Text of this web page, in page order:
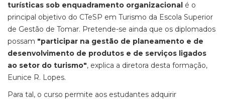
turísticas sob enquadramento organizacional é o
principal objetivo do CTeSP em Turismo da Escola Superior
de Gestão de Tomar. Pretende-se ainda que os diplomados
possam "participar na gestão de planeamento e de
desenvolvimento de produtos e de serviços ligados
ao setor do turismo", explica a diretora desta formação,
Eunice R. Lopes.
Para tal, o curso permite aos estudantes adquirir